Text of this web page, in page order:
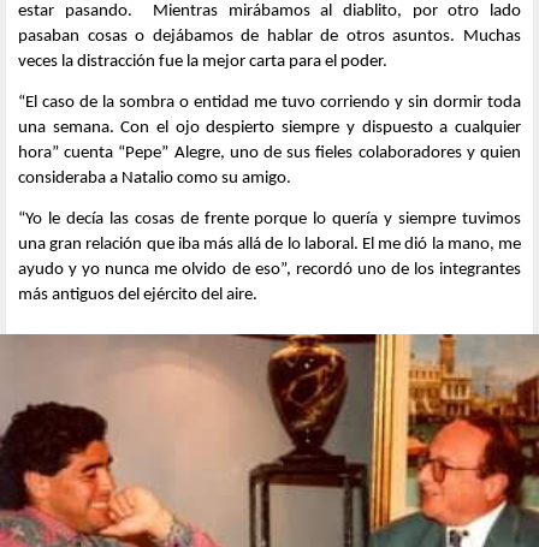
estar pasando. Mientras mirábamos al diablito, por otro lado
pasaban cosas o dejábamos de hablar de otros asuntos. Muchas
veces la distracción fue la mejor carta para el poder.
“El caso de la sombra o entidad me tuvo corriendo y sin dormir toda
una semana. Con el ojo despierto siempre y dispuesto a cualquier
hora” cuenta “Pepe” Alegre, uno de sus fieles colaboradores y quien
consideraba a Natalio como su amigo.
“Yo le decía las cosas de frente porque lo quería y siempre tuvimos
una gran relación que iba más allá de lo laboral. El me dió la mano, me
ayudo y yo nunca me olvido de eso”, recordó uno de los integrantes
más antiguos del ejército del aire.